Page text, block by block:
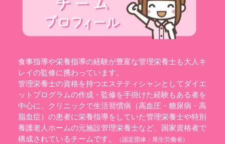
食事指導や栄養指導の経験が豊富な管理栄養士も大人キ
レイの監修に携わっています。
管理栄養士の資格を持つエステティシャンとしてダイエ
ットプログラムの作成・監修を手掛けた経験もある者を
中心に、クリニックで生活習慣病（高血圧・糖尿病・高
脂血症）の患者に栄養指導をしていた管理栄養士や特別
養護老人ホームの元施設管理栄養士など、国家資格者で
構成されているチームです。
（認定団体： 厚生労働省）